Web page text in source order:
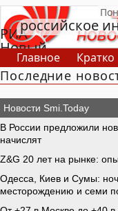
РИА
Новый
День
российское
Главное Кратко
В России
В
Спецпроекты
Последние